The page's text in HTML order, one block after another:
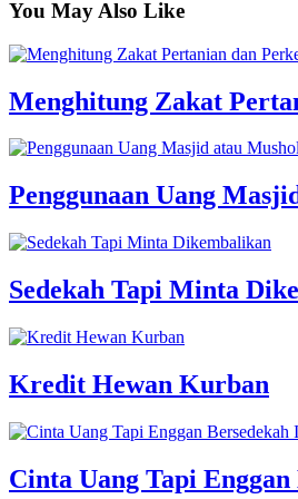
You May Also Like
Menghitung Zakat
Penggunaan Uang
Sedekah Tapi Minta
Kredit Hewan Kurban
Cinta Uang Tapi